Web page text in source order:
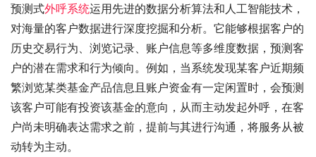
预测式外呼系统运用先进的数据分析算法和人工智能技术，
对海量的客户数据进行深度挖掘和分析。它能够根据客户的
历史交易行为、浏览记录、账户信息等多维度数据，预测客
户的潜在需求和行为倾向。例如，当系统发现某客户近期频
繁浏览某类基金产品信息且账户资金有一定闲置时，会预测
该客户可能有投资该基金的意向，从而主动发起外呼，在客
户尚未明确表达需求之前，提前与其进行沟通，将服务从被
动转为主动。